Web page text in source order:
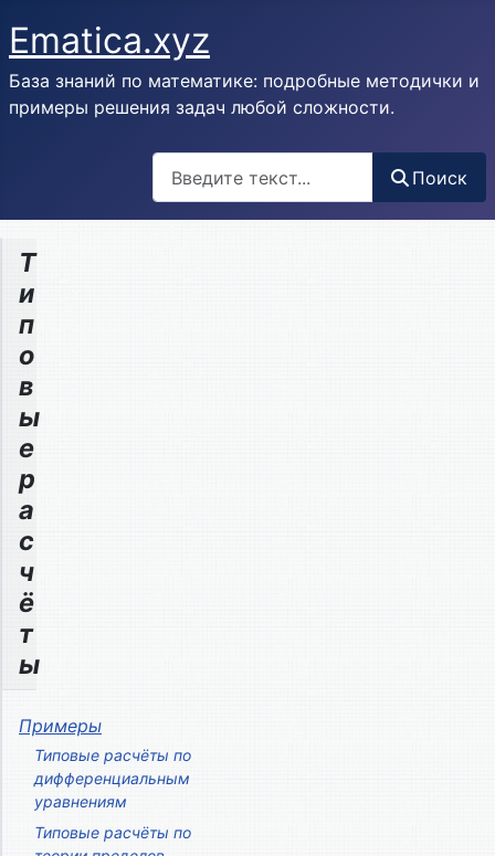
Ematica.xyz
База знаний по математике: подробные методички и
примеры решения задач любой сложности.
Поиск
Т
и
п
о
в
ы
е
р
а
с
ч
ё
т
ы
Примеры
Типовые расчёты по
дифференциальным
уравнениям
Типовые расчёты по